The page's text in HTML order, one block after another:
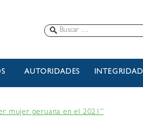
AUTORIDADES INTEGRIDAD
mujer peruana en el 2021”